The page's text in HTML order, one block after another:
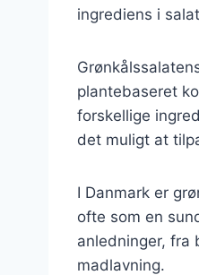
ingrediens i
plantebaseret
forskellige
det muligt at
I Danmark er
ofte som en
anledninger, fra
madlavning.